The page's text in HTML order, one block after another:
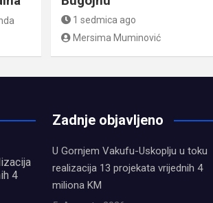
1 sedmica ago
Mersima Muminović
4
Zadnje objavljeno
U Gornjem Vakufu-Uskoplju u toku
realizacija 13 projekata vrijednih 4
miliona KM